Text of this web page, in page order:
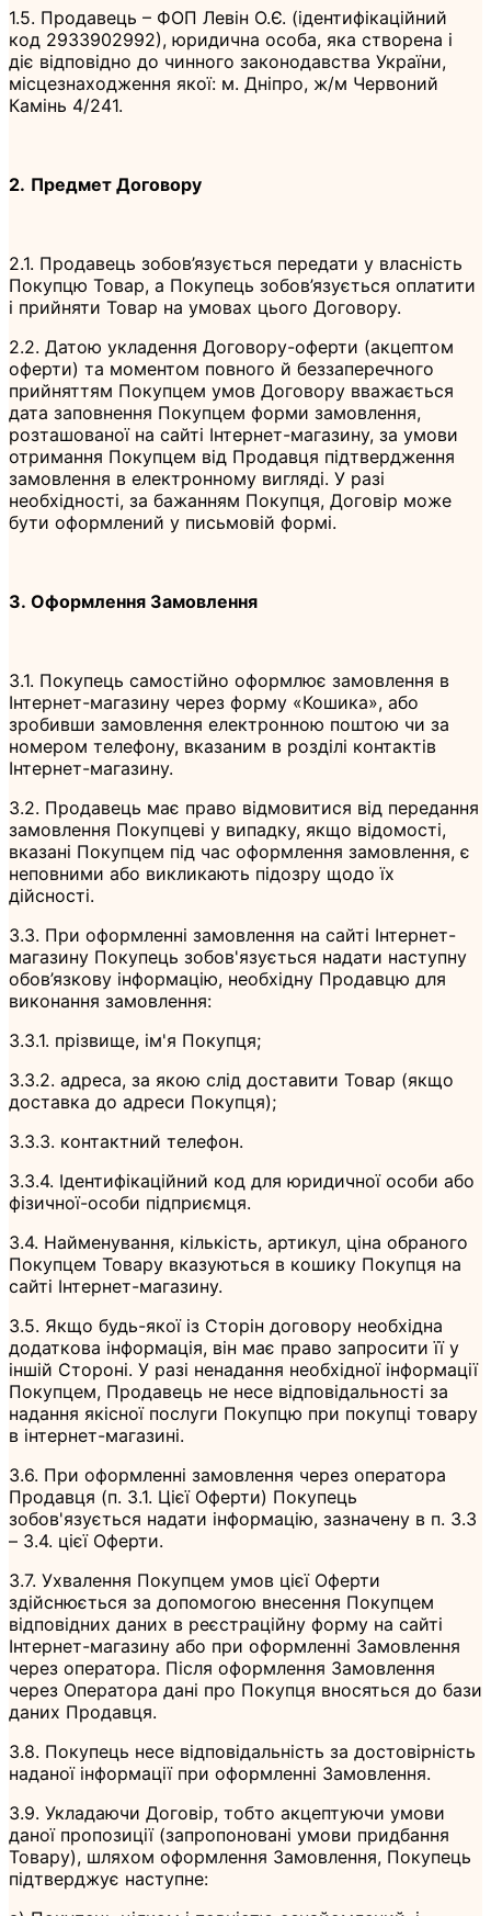
1.5. Продавець – ФОП Левін О.Є. (ідентифікаційний
код 2933902992), юридична особа, яка створена і
діє відповідно до чинного законодавства України,
місцезнаходження якої: м. Дніпро, ж/м Червоний
Камінь 4/241.
2. Предмет Договору
2.1. Продавець зобов’язується передати у власність
Покупцю Товар, а Покупець зобов’язується оплатити
і прийняти Товар на умовах цього Договору.
2.2. Датою укладення Договору-оферти (акцептом
оферти) та моментом повного й беззаперечного
прийняттям Покупцем умов Договору вважається
дата заповнення Покупцем форми замовлення,
розташованої на сайті Інтернет-магазину, за умови
отримання Покупцем від Продавця підтвердження
замовлення в електронному вигляді. У разі
необхідності, за бажанням Покупця, Договір може
бути оформлений у письмовій формі.
3. Оформлення Замовлення
3.1. Покупець самостійно оформлює замовлення в
Інтернет-магазину через форму «Кошика», або
зробивши замовлення електронною поштою чи за
номером телефону, вказаним в розділі контактів
Інтернет-магазину.
3.2. Продавець має право відмовитися від передання
замовлення Покупцеві у випадку, якщо відомості,
вказані Покупцем під час оформлення замовлення, є
неповними або викликають підозру щодо їх
дійсності.
3.3. При оформленні замовлення на сайті Інтернет-
магазину Покупець зобов'язується надати наступну
обов’язкову інформацію, необхідну Продавцю для
виконання замовлення:
3.3.1. прізвище, ім'я Покупця;
3.3.2. адреса, за якою слід доставити Товар (якщо
доставка до адреси Покупця);
3.3.3. контактний телефон.
3.3.4. Ідентифікаційний код для юридичної особи або
фізичної-особи підприємця.
3.4. Найменування, кількість, артикул, ціна обраного
Покупцем Товару вказуються в кошику Покупця на
сайті Інтернет-магазину.
3.5. Якщо будь-якої із Сторін договору необхідна
додаткова інформація, він має право запросити її у
іншій Стороні. У разі ненадання необхідної інформації
Покупцем, Продавець не несе відповідальності за
надання якісної послуги Покупцю при покупці товару
в інтернет-магазині.
3.6. При оформленні замовлення через оператора
Продавця (п. 3.1. Цієї Оферти) Покупець
зобов'язується надати інформацію, зазначену в п. 3.3
– 3.4. цієї Оферти.
3.7. Ухвалення Покупцем умов цієї Оферти
здійснюється за допомогою внесення Покупцем
відповідних даних в реєстраційну форму на сайті
Інтернет-магазину або при оформленні Замовлення
через оператора. Після оформлення Замовлення
через Оператора дані про Покупця вносяться до бази
даних Продавця.
3.8. Покупець несе відповідальність за достовірність
наданої інформації при оформленні Замовлення.
3.9. Укладаючи Договір, тобто акцептуючи умови
даної пропозиції (запропоновані умови придбання
Товару), шляхом оформлення Замовлення, Покупець
підтверджує наступне: